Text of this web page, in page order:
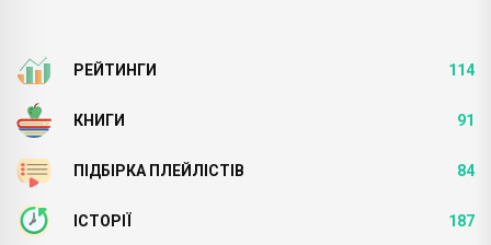
РЕЙТИНГИ 114
КНИГИ 91
ПІДБІРКА ПЛЕЙЛІСТІВ 84
ІСТОРІЇ 187